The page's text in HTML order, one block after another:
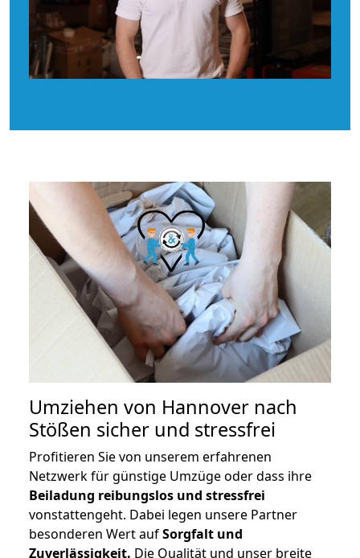
Umziehen von Hannover nach
Stößen sicher und stressfrei
Profitieren Sie von unserem erfahrenen
Netzwerk für günstige Umzüge oder dass ihre
Beiladung reibungslos und stressfrei
vonstattengeht. Dabei legen unsere Partner
besonderen Wert aufSorgfalt und
Zuverlässigkeit. Die Qualität und unser breite